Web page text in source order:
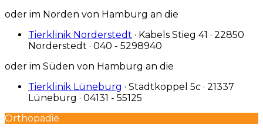
oder im Norden von Hamburg an die
Tierklinik Norderstedt · Kabels Stieg 41 · 22850
Norderstedt · 040 - 5298940
oder im Süden von Hamburg an die
Tierklinik Lüneburg · Stadtkoppel 5c · 21337
Lüneburg · 04131 - 55125
Orthopädie